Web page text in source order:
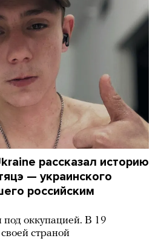
рассказал историю
— украинского
российским
под оккупацией. В 19
страной